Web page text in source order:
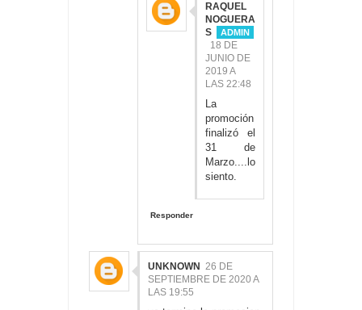
RAQUEL
NOGUERA
S
18 DE
JUNIO DE
2019 A
LAS 22:48
La
promoción
finalizó el
31 de
Marzo....lo
siento.
Responder
UNKNOWN 26 DE
SEPTIEMBRE DE 2020 A
LAS 19:55